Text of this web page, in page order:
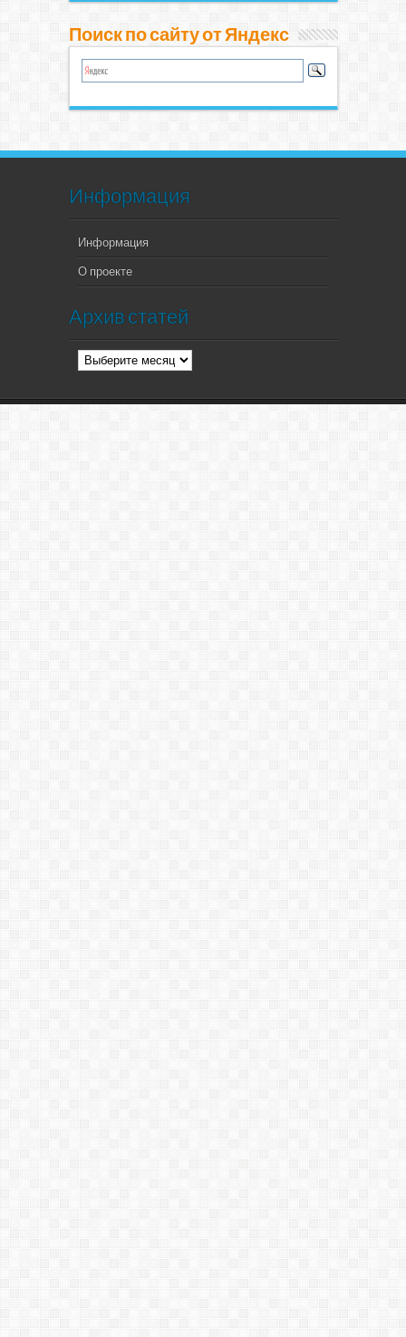
Поиск по сайту от Яндекс
Информация
Информация
О проекте
Архив статей
Архив
статей